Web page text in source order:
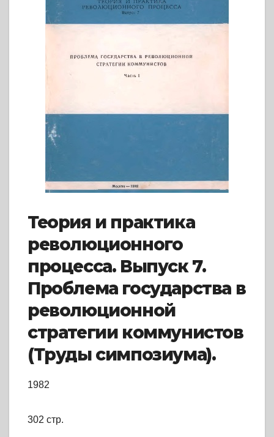
Теория и практика
революционного
процесса. Выпуск 7.
Проблема государства в
революционной
стратегии коммунистов
(Труды симпозиума).
1982
302 стр.